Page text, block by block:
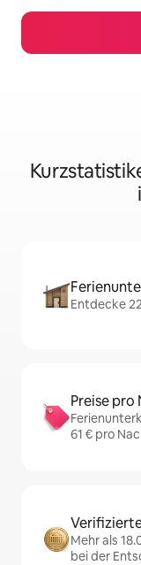
Entdecke
Preise pro
61 € pro
Mehr als
bei der